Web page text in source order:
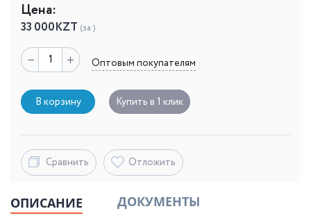
Цена:
33 000KZT (за )
Оптовым покупателям
В корзину Купить в 1 клик
Сравнить Отложить
ОПИСАНИЕ
ДОКУМЕНТЫ